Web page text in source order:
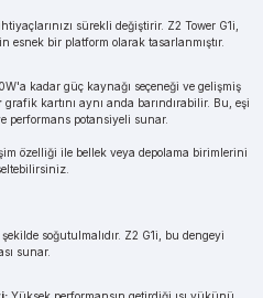
sürekli değiştirir. Z2 Tower G1i,
esnek bir platform olarak tasarlanmıştır.
kadar güç kaynağı seçeneği ve gelişmiş
grafik kartını aynı anda barındırabilir. Bu, eşi
performans potansiyeli sunar.
özelliği ile bellek veya depolama birimlerini
soğutulmalıdır. Z2 G1i, bu dengeyi
sunar.